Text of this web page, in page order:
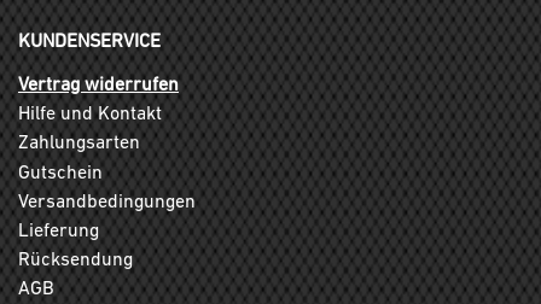
KUNDENSERVICE
Vertrag widerrufen
Hilfe und Kontakt
Zahlungsarten
Gutschein
Versandbedingungen
Lieferung
Rücksendung
AGB